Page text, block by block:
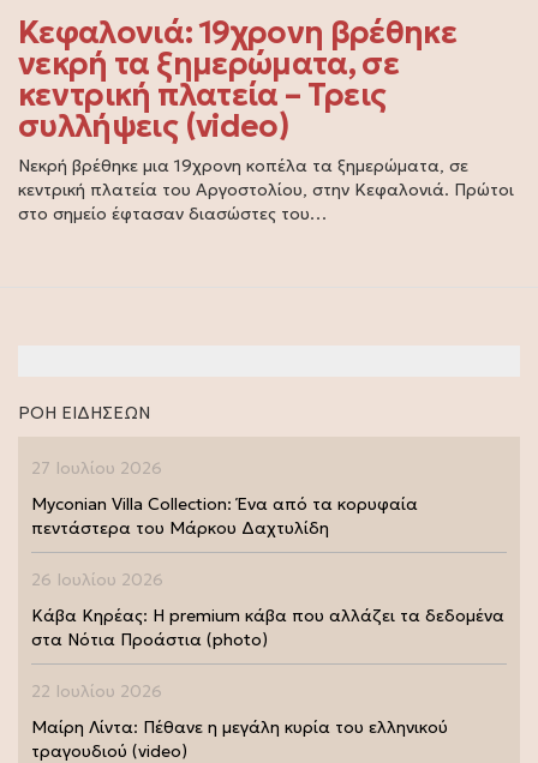
Κεφαλονιά: 19χρονη βρέθηκε
νεκρή τα ξημερώματα, σε
κεντρική πλατεία – Τρεις
συλλήψεις (video)
Νεκρή βρέθηκε μια 19χρονη κοπέλα τα ξημερώματα, σε
κεντρική πλατεία του Αργοστολίου, στην Κεφαλονιά. Πρώτοι
στο σημείο έφτασαν διασώστες του…
ΡΟΗ ΕΙΔΗΣΕΩΝ
27 Ιουλίου 2026
Myconian Villa Collection: Ένα από τα κορυφαία
πεντάστερα του Μάρκου Δαχτυλίδη
26 Ιουλίου 2026
Κάβα Κηρέας: Η premium κάβα που αλλάζει τα δεδομένα
στα Νότια Προάστια (photo)
22 Ιουλίου 2026
Μαίρη Λίντα: Πέθανε η μεγάλη κυρία του ελληνικού
τραγουδιού (video)